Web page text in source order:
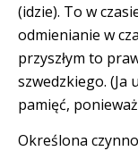
(idzie). To w
odmienianie w
przyszłym to
szwedzkiego. (Ja
pamięć,
Określona